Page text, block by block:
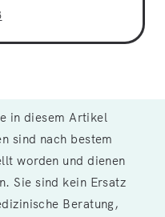
in diesem Artikel
sind nach bestem
worden und dienen
Sie sind kein Ersatz
Beratung,